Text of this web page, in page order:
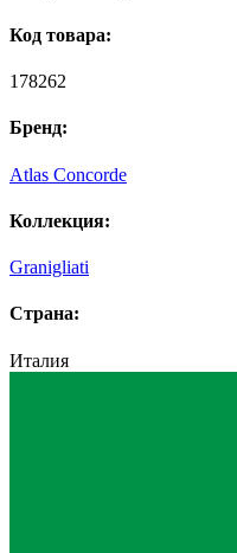
Код товара:
178262
Бренд:
Atlas Concorde
Коллекция:
Granigliati
Страна:
Италия